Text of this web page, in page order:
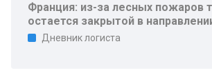
Франция: из-за лесных пожаров
остается закрытой в
Дневник логиста